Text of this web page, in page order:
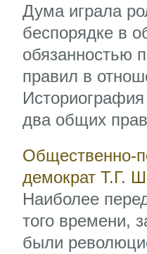
Дума играла
беспорядке в
обязанностью
правил в
два общих
Общественно-
демократ Т.Г.
Наиболее
того времени,
были